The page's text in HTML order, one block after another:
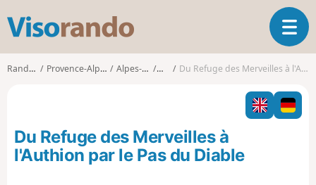
s
o
o
O
u
v
i
r
l
Randonnées Provence-Alpes-Côte d'Azur Alpes-Maritimes TendeDu Refuge des Merveilles à l'Authion par le Pas du Diable
Du Refuge des Merveilles à
l'Authion par le Pas du Diable